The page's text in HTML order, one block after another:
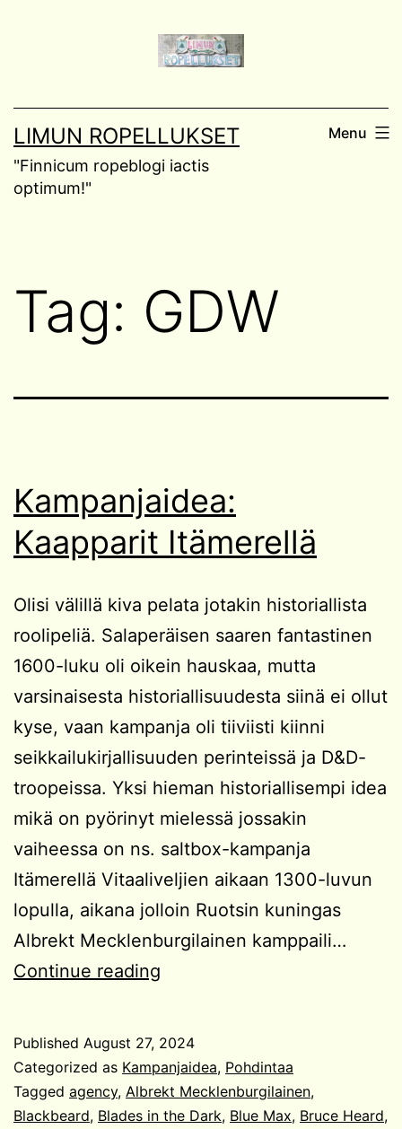
LIMUN ROPELLUKSET
"Finnicum ropeblogi iactis
optimum!"
Menu
Tag: GDW
Kampanjaidea:
Kaapparit Itämerellä
Olisi välillä kiva pelata jotakin historiallista
roolipeliä. Salaperäisen saaren fantastinen
1600-luku oli oikein hauskaa, mutta
varsinaisesta historiallisuudesta siinä ei ollut
kyse, vaan kampanja oli tiiviisti kiinni
seikkailukirjallisuuden perinteissä ja D&D-
troopeissa. Yksi hieman historiallisempi idea
mikä on pyörinyt mielessä jossakin
vaiheessa on ns. saltbox-kampanja
Itämerellä Vitaaliveljien aikaan 1300-luvun
lopulla, aikana jolloin Ruotsin kuningas
Albrekt Mecklenburgilainen kamppaili…
Continue reading
Published August 27, 2024
Categorized as Kampanjaidea, Pohdintaa
Tagged agency, Albrekt Mecklenburgilainen,
Blackbeard, Blades in the Dark, Blue Max, Bruce Heard,